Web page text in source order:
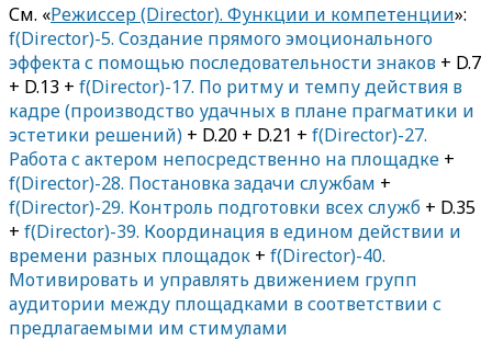
См. «Режиссер (Director). Функции и компетенции»:
f(Director)-5. Создание прямого эмоционального
эффекта с помощью последовательности знаков + D.7
+ D.13 + f(Director)-17. По ритму и темпу действия в
кадре (производство удачных в плане прагматики и
эстетики решений) + D.20 + D.21 + f(Director)-27.
Работа с актером непосредственно на площадке +
f(Director)-28. Постановка задачи службам +
f(Director)-29. Контроль подготовки всех служб + D.35
+ f(Director)-39. Координация в едином действии и
времени разных площадок + f(Director)-40.
Мотивировать и управлять движением групп
аудитории между площадками в соответствии с
предлагаемыми им стимулами